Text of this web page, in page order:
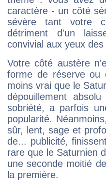
caractère - un côté
sévère tant votre
détriment d'un
convivial aux yeux
Votre côté austère
forme de réserve
moins vrai que le
dépouillement
sobriété, a parfois
popularité.
sûr, lent, sage et
de... publicité,
rare que le Saturnien
une seconde moitié
la première.